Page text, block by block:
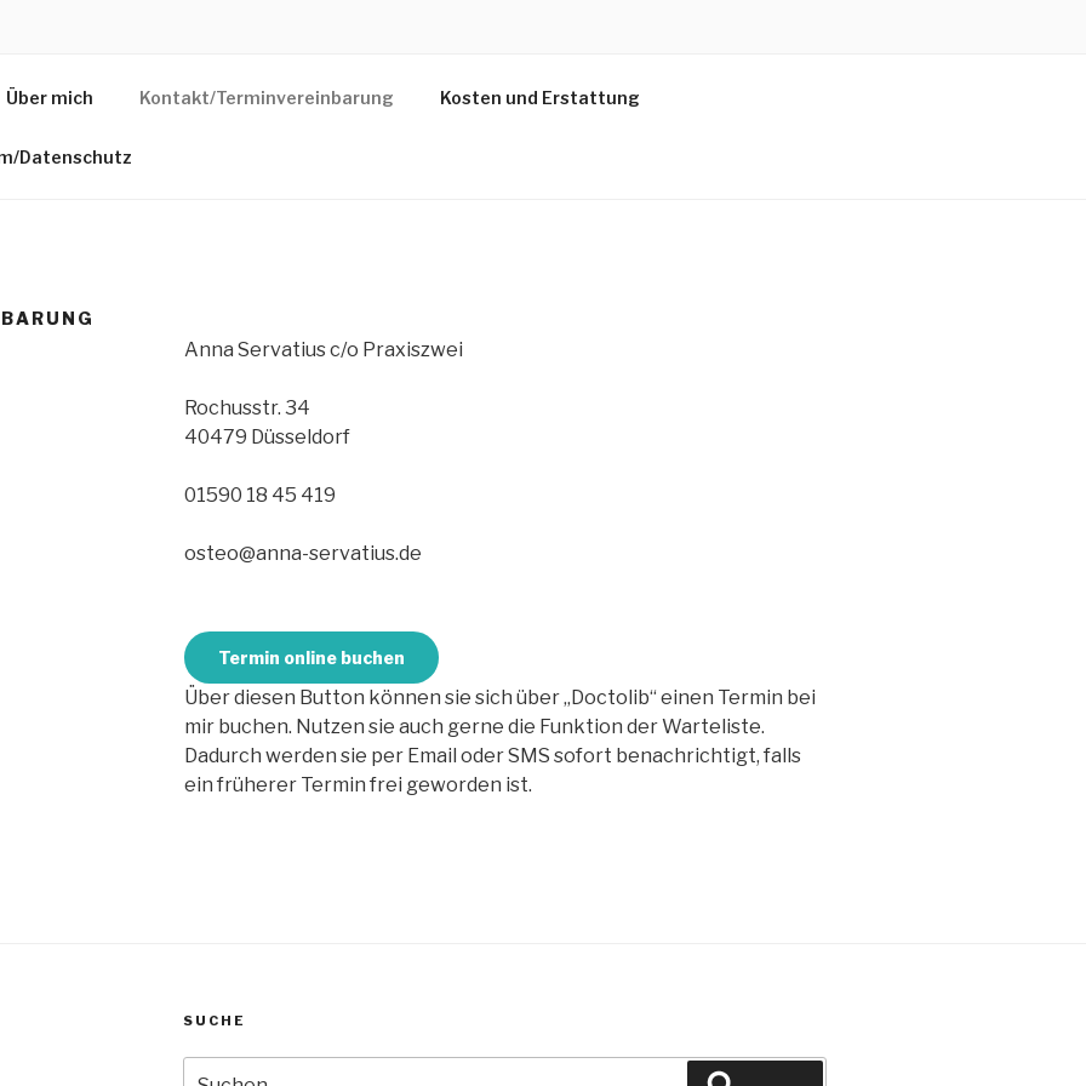
SERVATIUS
Über mich Kontakt/Terminvereinbarung Kosten und Erstattung
Datenschutz
Anna Servatius c/o Praxiszwei
Rochusstr. 34
40479 Düsseldorf
01590 18 45 419
osteo@anna-servatius.de
Termin online buchen
Über diesen Button können sie sich über „Doctolib“ einen Termin bei
mir buchen. Nutzen sie auch gerne die Funktion der Warteliste.
Dadurch werden sie per Email oder SMS sofort benachrichtigt, falls
ein früherer Termin frei geworden ist.
SUCHE